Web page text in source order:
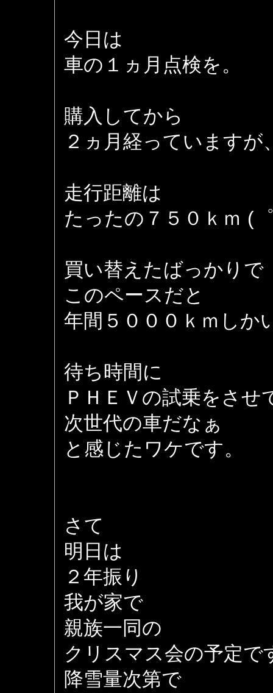
今日は
車の１ヵ月点検を。
購入してから
２ヵ月経っていますが
走行距離は
たったの７５０ｋｍ (
買い替えたばっかりで
このペースだと
年間５０００ｋｍしか
待ち時間に
ＰＨＥＶの試乗をさせ
次世代の車だなぁ
と感じたワケです。
さて
明日は
２年振り
我が家で
親族一同の
クリスマス会の予定で
降雪量次第で